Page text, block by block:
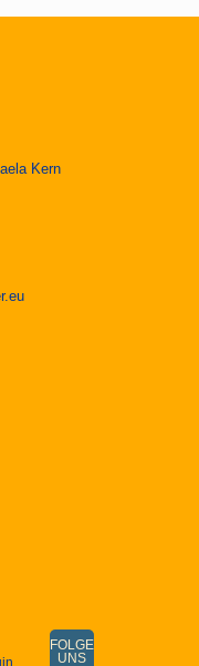
FOLGE
UNS
Kern